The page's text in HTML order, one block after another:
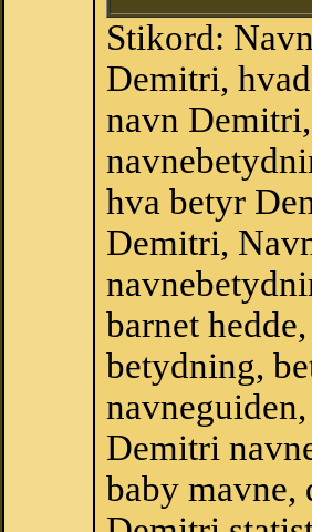
Stikord:
Demitri,
navn
hva betyr
Demitri,
barnet
betydning,
Demitri
baby mavne,